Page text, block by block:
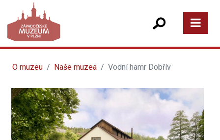
O muzeu Naše muzea Vodní hamr Dobřív